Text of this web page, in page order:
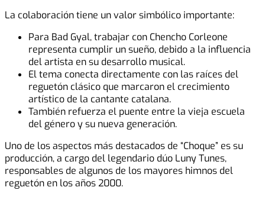
La colaboración tiene un valor simbólico importante:
Para Bad Gyal, trabajar con Chencho Corleone
representa cumplir un sueño, debido a la influencia
del artista en su desarrollo musical.
El tema conecta directamente con las raíces del
reguetón clásico que marcaron el crecimiento
artístico de la cantante catalana.
También refuerza el puente entre la vieja escuela
del género y su nueva generación.
Uno de los aspectos más destacados de “Choque” es su
producción, a cargo del legendario dúo Luny Tunes,
responsables de algunos de los mayores himnos del
reguetón en los años 2000.